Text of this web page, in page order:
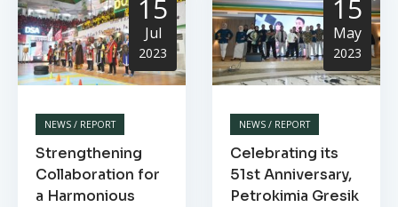
15
Jul
2023
NEWS / REPORT
Strengthening
Collaboration for
a Harmonious
15
May
2023
NEWS / REPORT
Celebrating its
51st Anniversary,
Petrokimia Gresik